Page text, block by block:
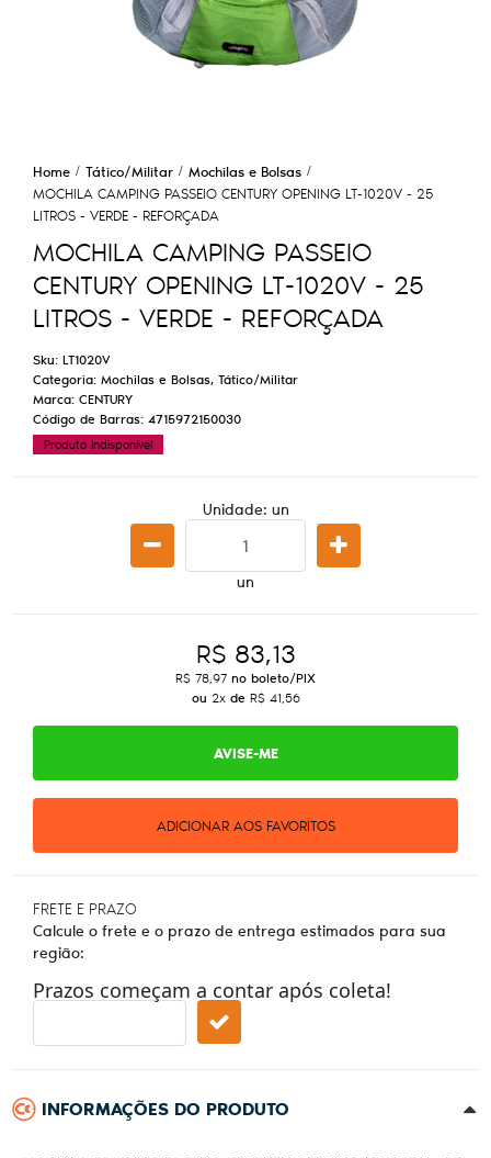
Home Tático/Militar
Mochilas e Bolsas
MOCHILA CAMPING PASSEIO CENTURY OPENING LT-1020V - 25
LITROS - VERDE - REFORÇADA
MOCHILA CAMPING PASSEIO
CENTURY OPENING LT-1020V - 25
LITROS - VERDE - REFORÇADA
Sku: LT1020V
Categoria: Mochilas e Bolsas, Tático/Militar
Marca: CENTURY
Código de Barras: 4715972150030
Produto Indisponível
Unidade: un
un
R$ 83,13
R$ 78,97 no boleto/PIX
ou 2xde R$ 41,56
AVISE-ME
ADICIONAR AOS FAVORITOS
FRETE E PRAZO
Calcule o frete e o prazo de entrega estimados para sua
região:
Prazos começam a contar após coleta!
INFORMAÇÕES DO PRODUTO